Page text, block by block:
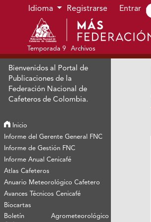
Ir al menú de navegación principal
Ir al contenido principal
Ir al pie de página del sitio
Idioma Registrarse Entrar
Temporada 9 Archivos
Bienvenidos al Portal de
Publicaciones de la
Federación Nacional de
Cafeteros de Colombia.
Inicio
Informe del Gerente General FNC
Informe de Gestión FNC
Informe Anual Cenicafé
Atlas Cafeteros
Anuario Meteorológico Cafetero
Avances Técnicos Cenicafé
Biocartas
Boletín Agrometeorológico